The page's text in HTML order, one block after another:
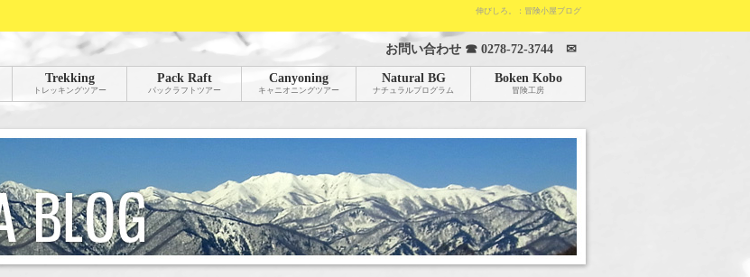
伸びしろ。：冒険小屋ブログ
お問い合わせ ☎ 0278-72-3744 ✉
Trekking
トレッキングツアー
Pack Raft
パックラフトツアー
Canyoning
キャニオニングツアー
Natural BG
ナチュラルプログラム
Boken Kobo
冒険工房